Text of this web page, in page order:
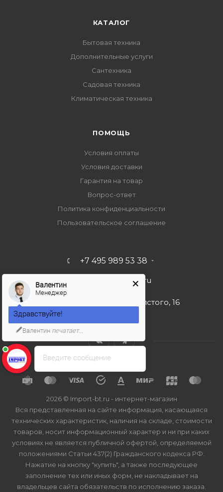
КАТАЛОГ
Бытовая техника
Дополнительные услуги
Сантехника
Садовая техника
Климатическая техника
ПОМОЩЬ
Условия оплаты
Условия доставки
Гарантия на товар
Вопрос-ответ
Политика конфиденциальности
Пользовательское соглашение
+7 495 989 53 38
import-bt@bk.ru
г. Москва, ул. Льва Толстого, 16
2026 © Import-bt.ru - интернет-магазин
Вся представленная на сайте информация, касающаяся
технических характеристик, наличия на складе, стоимости
товаров, носит информационный характер и ни при каких
условиях не является публичной офертой, определяемой
положениями Статьи 437(2) Гражданского кодекса РФ.
Нажатие на кнопку "купить", а также последующее
заполнение тех или иных форм, не накладывает на
владельцев сайта обязательств по исполнению заказа.
Введите сообщение
Валентин
Менеджер
Здравствуйте!
Валентин печатает...